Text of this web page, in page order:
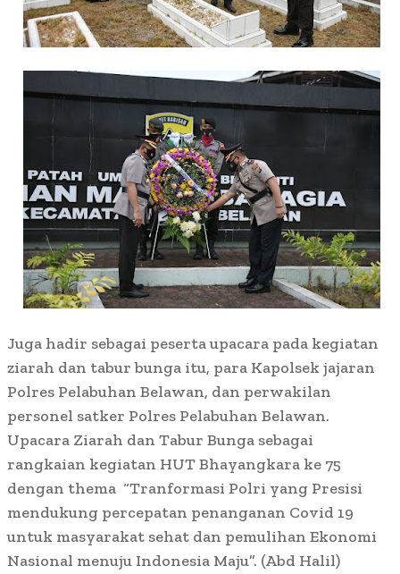
Juga hadir sebagai peserta upacara pada kegiatan
ziarah dan tabur bunga itu, para Kapolsek jajaran
Polres Pelabuhan Belawan, dan perwakilan
personel satker Polres Pelabuhan Belawan.
Upacara Ziarah dan Tabur Bunga sebagai
rangkaian kegiatan HUT Bhayangkara ke 75
dengan thema “Tranformasi Polri yang Presisi
mendukung percepatan penanganan Covid 19
untuk masyarakat sehat dan pemulihan Ekonomi
Nasional menuju Indonesia Maju”. (Abd Halil)